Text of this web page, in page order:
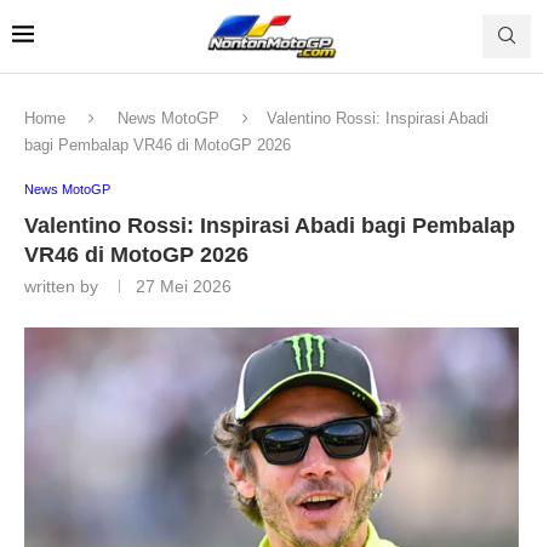
Home News MotoGP
Valentino Rossi: Inspirasi Abadi
bagi Pembalap VR46 di MotoGP 2026
News MotoGP
Valentino Rossi: Inspirasi Abadi bagi Pembalap
VR46 di MotoGP 2026
written by 27 Mei 2026